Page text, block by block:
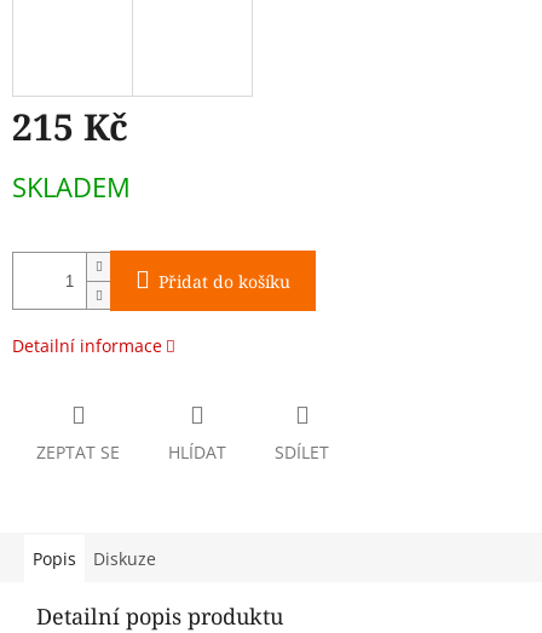
215 Kč
cena:
SKLADEM
Přidat do košíku
Detailní informace
ZEPTAT SE HLÍDAT SDÍLET
Popis Diskuze
Detailní popis produktu